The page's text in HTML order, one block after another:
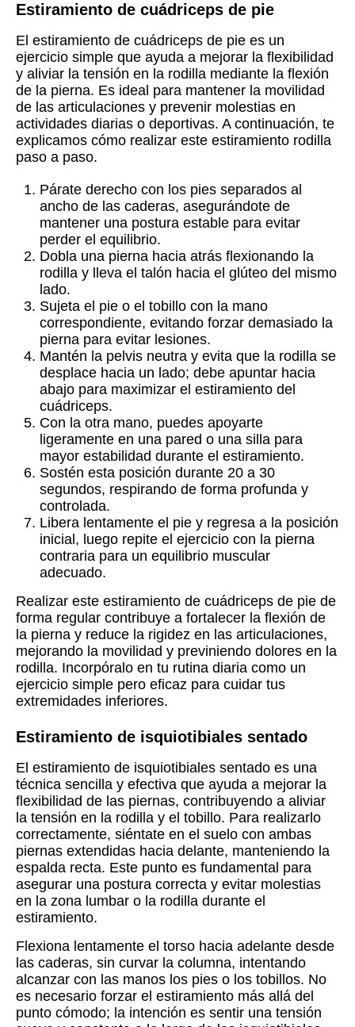
Estiramiento de cuádriceps de pie
El estiramiento de cuádriceps de pie es un
ejercicio simple que ayuda a mejorar la flexibilidad
y aliviar la tensión en la rodilla mediante la flexión
de la pierna. Es ideal para mantener la movilidad
de las articulaciones y prevenir molestias en
actividades diarias o deportivas. A continuación, te
explicamos cómo realizar este estiramiento rodilla
paso a paso.
Párate derecho con los pies separados al
ancho de las caderas, asegurándote de
mantener una postura estable para evitar
perder el equilibrio.
Dobla una pierna hacia atrás flexionando la
rodilla y lleva el talón hacia el glúteo del mismo
lado.
Sujeta el pie o el tobillo con la mano
correspondiente, evitando forzar demasiado la
pierna para evitar lesiones.
Mantén la pelvis neutra y evita que la rodilla se
desplace hacia un lado; debe apuntar hacia
abajo para maximizar el estiramiento del
cuádriceps.
Con la otra mano, puedes apoyarte
ligeramente en una pared o una silla para
mayor estabilidad durante el estiramiento.
Sostén esta posición durante 20 a 30
segundos, respirando de forma profunda y
controlada.
Libera lentamente el pie y regresa a la posición
inicial, luego repite el ejercicio con la pierna
contraria para un equilibrio muscular
adecuado.
Realizar este estiramiento de cuádriceps de pie de
forma regular contribuye a fortalecer la flexión de
la pierna y reduce la rigidez en las articulaciones,
mejorando la movilidad y previniendo dolores en la
rodilla. Incorpóralo en tu rutina diaria como un
ejercicio simple pero eficaz para cuidar tus
extremidades inferiores.
Estiramiento de isquiotibiales sentado
El estiramiento de isquiotibiales sentado es una
técnica sencilla y efectiva que ayuda a mejorar la
flexibilidad de las piernas, contribuyendo a aliviar
la tensión en la rodilla y el tobillo. Para realizarlo
correctamente, siéntate en el suelo con ambas
piernas extendidas hacia delante, manteniendo la
espalda recta. Este punto es fundamental para
asegurar una postura correcta y evitar molestias
en la zona lumbar o la rodilla durante el
estiramiento.
Flexiona lentamente el torso hacia adelante desde
las caderas, sin curvar la columna, intentando
alcanzar con las manos los pies o los tobillos. No
es necesario forzar el estiramiento más allá del
punto cómodo; la intención es sentir una tensión